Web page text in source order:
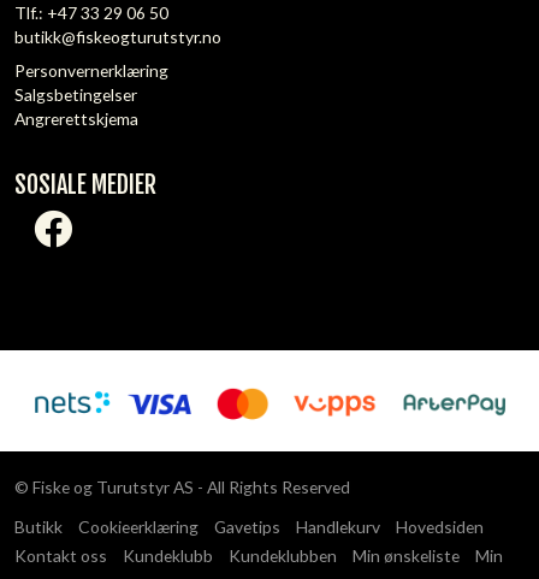
Tlf.: +47 33 29 06 50
butikk@fiskeogturutstyr.no
Personvernerklæring
Salgsbetingelser
Angrerettskjema
SOSIALE MEDIER
© Fiske og Turutstyr AS - All Rights Reserved
Butikk
Cookieerklæring Gavetips Handlekurv
Hovedsiden
Kontakt oss
Kundeklubb Kundeklubben Min ønskeliste
Min